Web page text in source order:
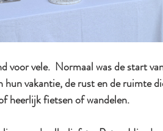
voor vele.  Normaal was de start
hun vakantie, de rust en de ruimte
heerlijk fietsen of wandelen.